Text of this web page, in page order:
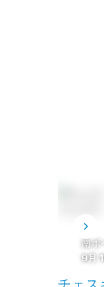
南ボ
9月
チェス